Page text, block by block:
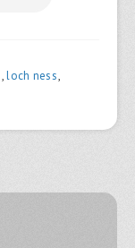
,loch ness,